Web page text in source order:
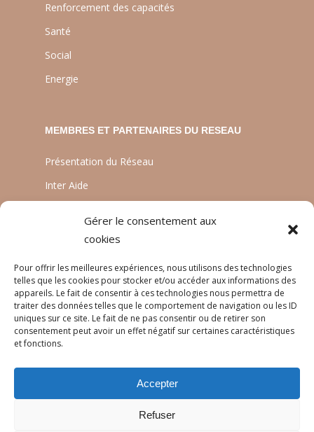
Gérer le consentement aux
cookies
Pour offrir les meilleures expériences, nous utilisons des technologies
telles que les cookies pour stocker et/ou accéder aux informations des
appareils. Le fait de consentir à ces technologies nous permettra de
traiter des données telles que le comportement de navigation ou les ID
uniques sur ce site. Le fait de ne pas consentir ou de retirer son
consentement peut avoir un effet négatif sur certaines caractéristiques
et fonctions.
Accepter
Refuser
Renforcement des capacités
Santé
Social
Energie
MEMBRES ET PARTENAIRES DU RESEAU
Présentation du Réseau
Inter Aide
Planète Enfants & Développement
LANGUES
Français